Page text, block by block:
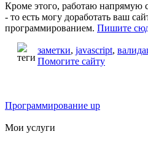
Кроме этого, работаю напрямую
- то есть могу доработать ваш
программированием. Пишите
заметки, javascript,
Помогите сайту
Программирование up
Мои услуги